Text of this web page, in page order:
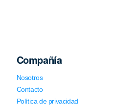
Compañía
Nosotros
Contacto
Política de privacidad